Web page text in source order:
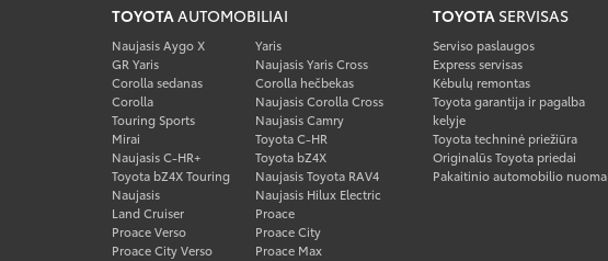
TOYOTAAUTOMOBILIAI
Naujasis Aygo X
Yaris
GR Yaris
Naujasis Yaris Cross
Corolla sedanas
Corolla hečbekas
Corolla
Touring Sports
Naujasis Corolla Cross
Naujasis Camry
Mirai
Toyota C-HR
Naujasis C-HR+
Toyota bZ4X
Toyota bZ4X Touring
Naujasis Toyota RAV4
Naujasis
Land Cruiser
Naujasis Hilux Electric
Proace
Proace Verso
Proace City
Proace City Verso
Proace Max
TOYOTASERVISAS
Serviso paslaugos
Express servisas
Kėbulų remontas
Toyota garantija ir pagalba
kelyje
Toyota techninė priežiūra
Originalūs Toyota priedai
Pakaitinio automobilio nuoma